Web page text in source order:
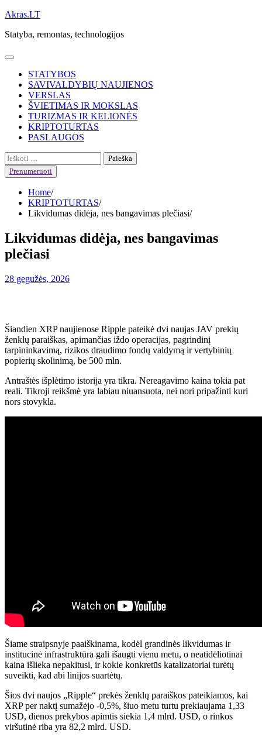
Skip
content
Akras.LT
Statyba, remontas, technologijos
STATYBOS
SAVIVALDYBIŲ NAUJIENOS
VERSLAS
ŠVIETIMAS IR MOKSLAS
TURIZMAS IR KELIONĖS
KRIPTOTURTAS
PASLAUGOS
Ieškoti:
Prenumeruoti
Home
KRIPTOTURTAS
Likvidumas didėja, nes bangavimas plečiasi
Likvidumas didėja, nes bangavimas
plečiasi
28 gegužės, 2026
Šiandien XRP naujienose Ripple pateikė dvi naujas JAV prekių
ženklų paraiškas, apimančias iždo operacijas, pagrindinį
tarpininkavimą, rizikos draudimo fondų valdymą ir vertybinių
popierių skolinimą, be 500 mln.
Antraštės išplėtimo istorija yra tikra. Nereagavimo kaina tokia pat
reali. Tikroji reikšmė yra labiau niuansuota, nei nori pripažinti kuri
nors stovykla.
Šiame straipsnyje paaiškinama, kodėl grandinės likvidumas ir
institucinė infrastruktūra gali išaugti vienu metu, o neatidėliotinai
kaina išlieka nepakitusi, ir kokie konkretūs katalizatoriai turėtų
suveikti, kad abi linijos suartėtų.
Šios dvi naujos „Ripple“ prekės ženklų paraiškos pateikiamos, kai
XRP per naktį sumažėjo -0,5%, šiuo metu turtu prekiaujama 1,33
USD, dienos prekybos apimtis siekia 1,4 mlrd. USD, o rinkos
viršutinė riba yra 82,2 mlrd. USD.